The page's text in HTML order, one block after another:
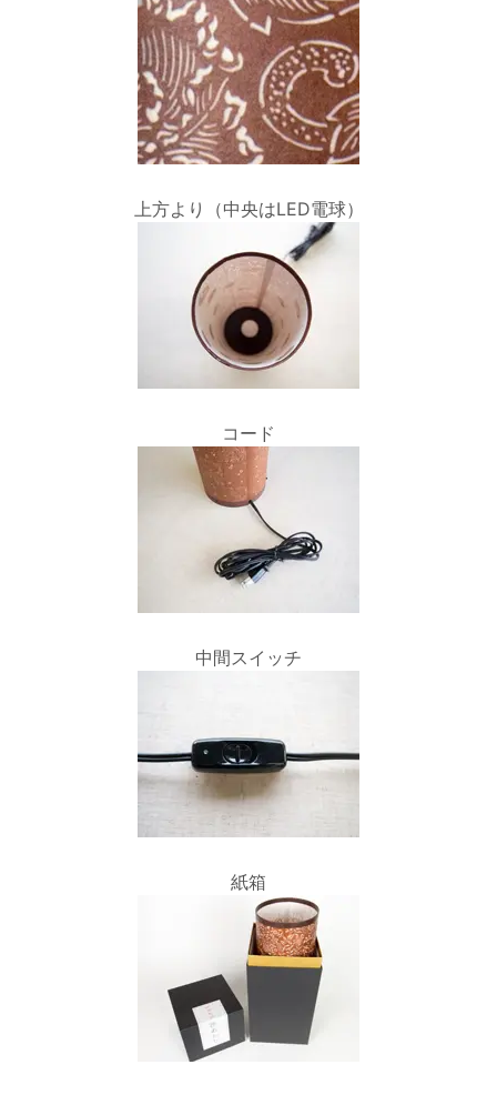
上方より（中央はLED電球）
コード
中間スイッチ
紙箱